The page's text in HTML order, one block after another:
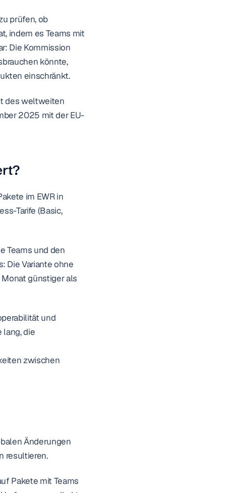
prüfen, ob
indem es Teams mit
Die Kommission
könnte,
einschränkt.
des weltweiten
2025 mit der EU-
im EWR in
Tarife (Basic,
Teams und den
Die Variante ohne
günstiger als
und
lang, die
zwischen
Änderungen
resultieren.
Pakete mit Teams